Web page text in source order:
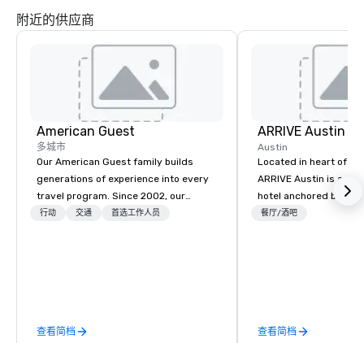
雕塑等户外氛围让您在宁静的环境中尽享购
物乐趣！
附近的供应商
American Guest
多城市
Our American Guest family builds
generations of experience into every
travel program. Since 2002, our
mission has been to capture the
management, we treat your project as
行动 交通 首选工作人员
查看简档
ARRIVE Austin
Austin
Located in heart of
ARRIVE Austin is an
hotel anchored by
bars that
“cowboy mythology,”
餐厅/酒吧
查看简档